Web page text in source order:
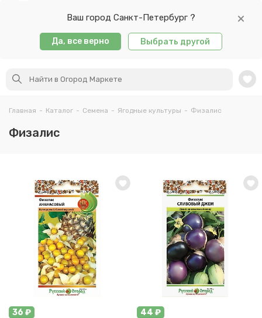
Ваш город Санкт-Петербург ?
Да, все верно Выбрать другой
Главная - Каталог - Семена - Ягодные культуры - Физалис
Физалис
36 ₽ 44 ₽